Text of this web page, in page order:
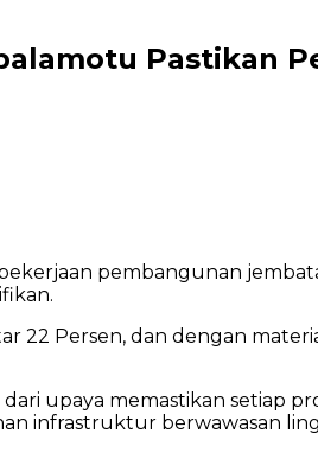
Pastikan
pembangunan
22 Persen, dan dengan
upaya memastikan setiap
infrastruktur berwawasan